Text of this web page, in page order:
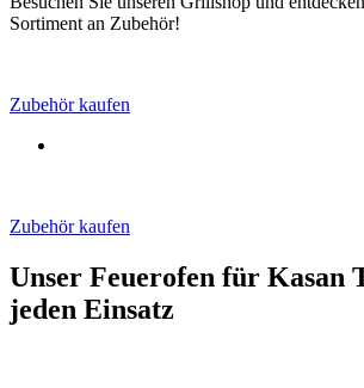
Sortiment an Zubehör!
Zubehör kaufen
Zubehör kaufen
Unser Feuerofen für Kasan
jeden Einsatz